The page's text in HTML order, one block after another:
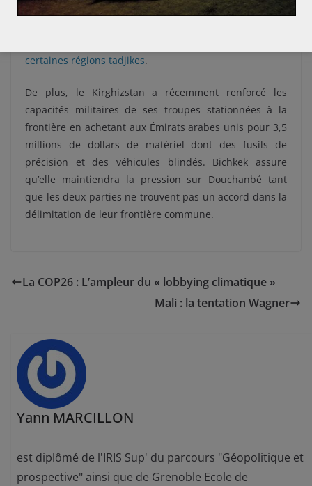
s’accompagne également d’une interruption de
certaines régions tadjikes.
De plus, le Kirghizstan a récemment renforcé les
capacités militaires de ses troupes stationnées à la
frontière en achetant aux Émirats arabes unis pour 3,5
millions de dollars de matériel dont des fusils de
précision et des véhicules blindés. Bichkek assure
qu’elle maintiendra la pression sur Douchanbé tant
que les deux parties ne trouvent pas un accord dans la
délimitation de leur frontière commune.
La COP26 : L’ampleur du « lobbying climatique »
Mali : la tentation Wagner
Yann MARCILLON
est diplômé de l'IRIS Sup' du parcours "Géopolitique et
prospective" ainsi que de Grenoble Ecole de